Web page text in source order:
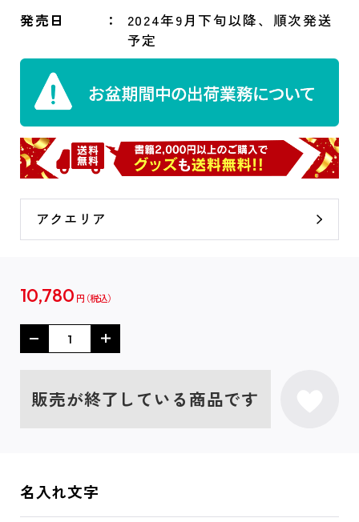
発売日
2024年9月下旬以降、順次発送
予定
アクエリア
10,780 円
販売が終了している商品です
名入れ文字